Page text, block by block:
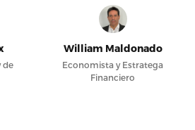
de
William Maldonado
Economista y Estratega
Financiero